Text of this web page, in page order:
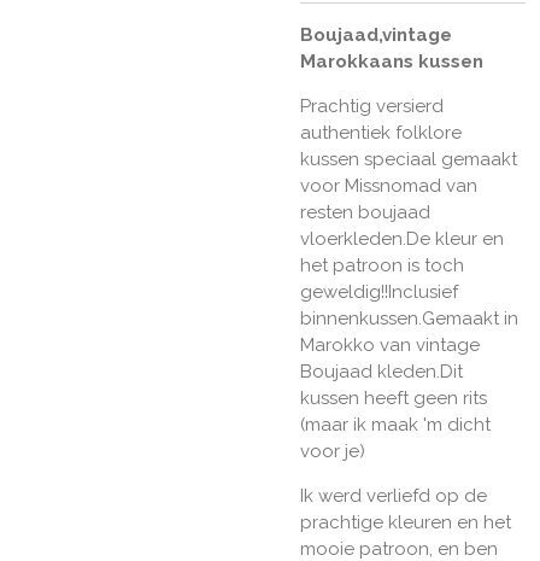
Boujaad,vintage
Marokkaans kussen
Prachtig versierd
authentiek folklore
kussen speciaal gemaakt
voor Missnomad van
resten boujaad
vloerkleden.De kleur en
het patroon is toch
geweldig!!Inclusief
binnenkussen.Gemaakt in
Marokko van vintage
Boujaad kleden.Dit
kussen heeft geen rits
(maar ik maak 'm dicht
voor je)
Ik werd verliefd op de
prachtige kleuren en het
mooie patroon, en ben